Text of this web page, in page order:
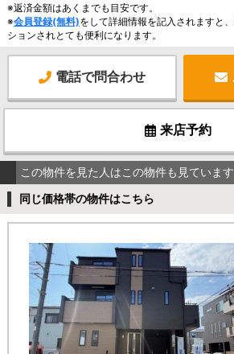
※返済金額はあくまでも目安です。
※会員登録(無料)をして詳細情報を記入されますと
ションされとても便利になります。
電話で問合わせ
来店予約
この物件を見た人はこの物件も見ています
同じ価格帯の物件はこちら